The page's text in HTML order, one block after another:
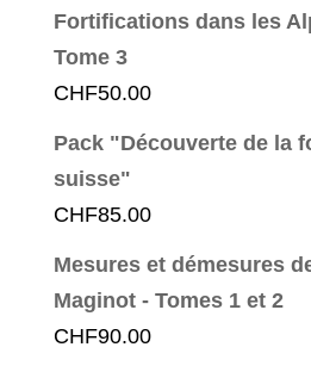
Fortifications dans les
Tome 3
CHF50.00
Pack "Découverte de la
suisse"
CHF85.00
Mesures et démesures
Maginot - Tomes 1 et 2
CHF90.00